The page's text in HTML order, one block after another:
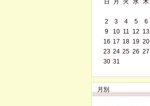
日
月 火 水 木
2
3 4 5 6
9
10 11 12 13
16 17 18 19 20
23 24 25 26 27
30 31
月別